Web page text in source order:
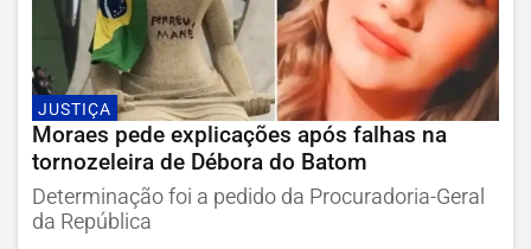
JUSTIÇA
Moraes pede explicações após falhas na
tornozeleira de Débora do Batom
Determinação foi a pedido da Procuradoria-Geral
da República